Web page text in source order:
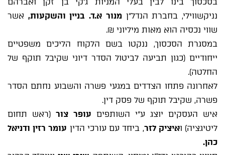
נניקשווילי, בחברת הנדל"ןמנור א.ד. בניין והשקעות, אשר
שווי נכסיה הוא מאות מיליוני ₪.
במסגרת הסכסוך, ננקטו בשם הלקוח הליכים משפטיים
ייחודיים (כגון תביעה לביטול הסדר דיוני שקיבל תוקף של
החלטה).
לאחרונה פתחו הצדדים במגעי פשרה והשבוע נחתם הסדר
פשרה, שקיבל תוקף של פסק דין.
איש העסקים יוצג ע"י השותפים עופר צור (ראש תחום
ליטיגציה) ואיציק לזר, ביחד עם עורכי הדין עומר רזין ודניאל
כהן.